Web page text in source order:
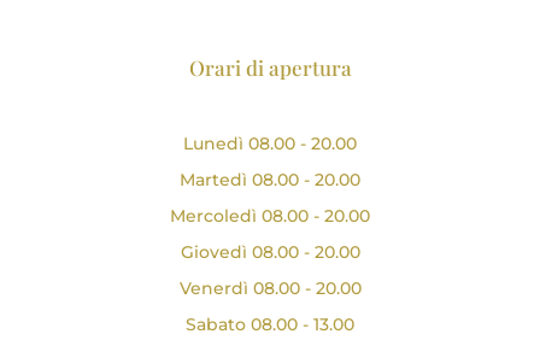
Orari di apertura
Lunedì 08.00 - 20.00
Martedì 08.00 - 20.00
Mercoledì 08.00 - 20.00
Giovedì 08.00 - 20.00
Venerdì 08.00 - 20.00
Sabato 08.00 - 13.00